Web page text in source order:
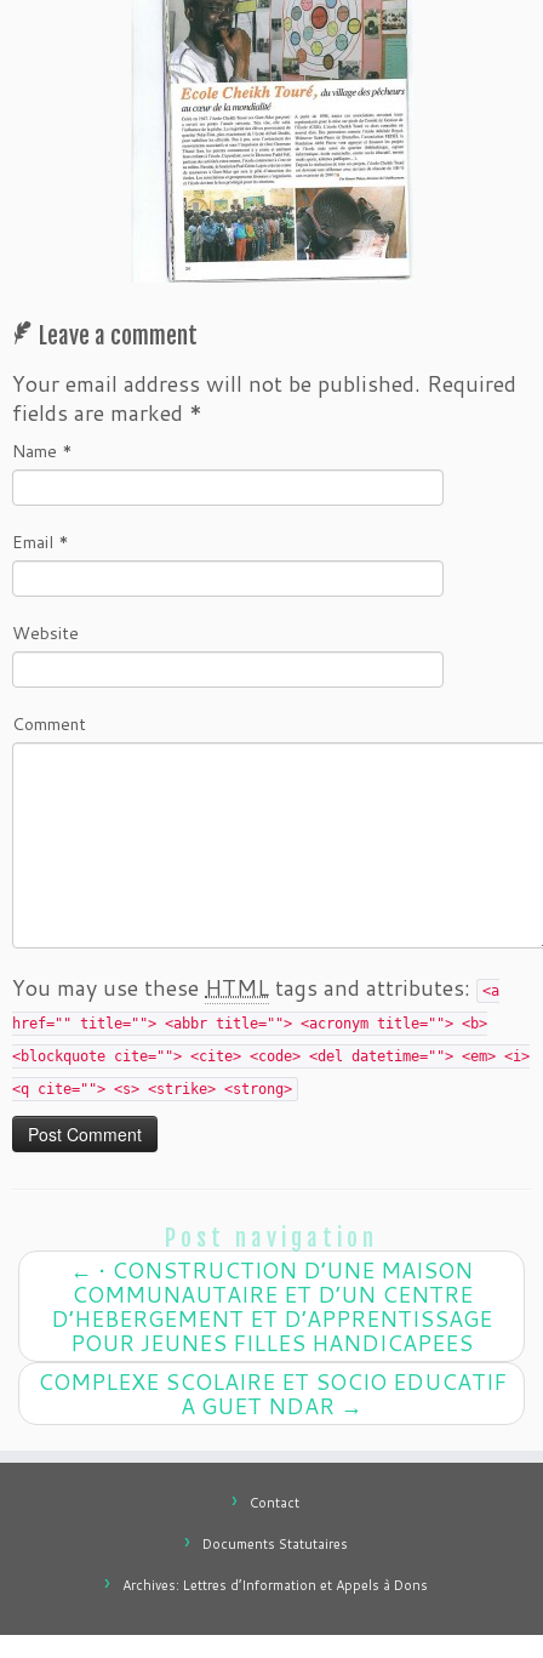
Leave a comment
Your email address will not be published. Required
fields are marked *
Name *
Email *
Website
Comment
You may use these HTML tags and attributes:
<a
href="" title=""> <abbr title=""> <acronym title=""> <b>
<blockquote cite=""> <cite> <code> <del datetime=""> <em> <i>
<q cite=""> <s> <strike> <strong>
Post navigation
← • CONSTRUCTION D’UNE MAISON
COMMUNAUTAIRE ET D’UN CENTRE
D’HEBERGEMENT ET D’APPRENTISSAGE
POUR JEUNES FILLES HANDICAPEES
COMPLEXE SCOLAIRE ET SOCIO EDUCATIF
A GUET NDAR →
Contact
Documents Statutaires
Archives: Lettres d’Information et Appels à Dons